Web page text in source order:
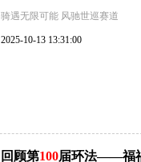
骑遇无限可能 风驰世巡赛道
2025-10-13 13:31:00
回顾第100届环法——福